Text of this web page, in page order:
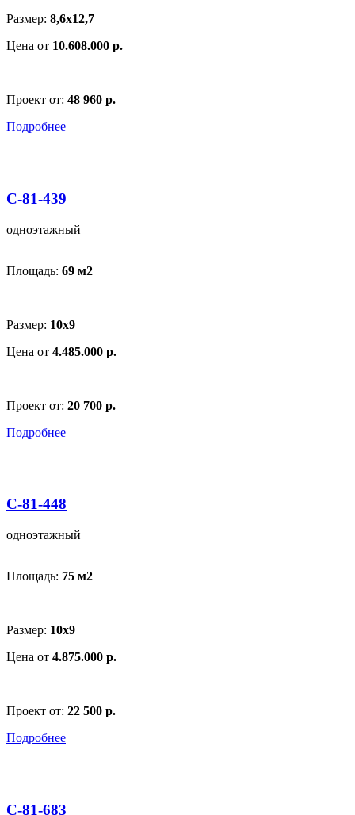
Размер: 8,6x12,7
Цена от 10.608.000 р.
Проект от: 48 960 р.
Подробнее
С-81-439
одноэтажный
Площадь: 69 м2
Размер: 10х9
Цена от 4.485.000 р.
Проект от: 20 700 р.
Подробнее
С-81-448
одноэтажный
Площадь: 75 м2
Размер: 10х9
Цена от 4.875.000 р.
Проект от: 22 500 р.
Подробнее
С-81-683